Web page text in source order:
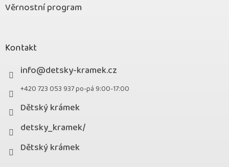
Věrnostní program
Kontakt
info@detsky-kramek.cz
+420 723 053 937 po-pá 9:00-17:00
Dětský krámek
detsky_kramek/
Dětský krámek